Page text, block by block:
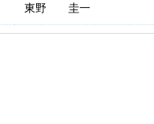
東野 圭一